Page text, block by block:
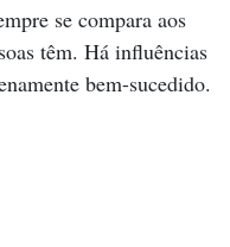
se compara aos
têm. Há influências
bem-sucedido.